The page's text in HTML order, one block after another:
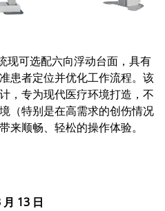
现可选配六向浮动台面，具有
患者定位并优化工作流程。该
，专为现代医疗环境打造，不
（特别是在高需求的创伤情况
来顺畅、轻松的操作体验。
13 日